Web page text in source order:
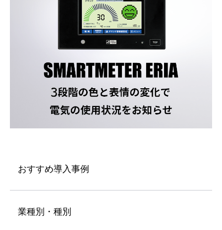
おすすめ導入事例
業種別・種別